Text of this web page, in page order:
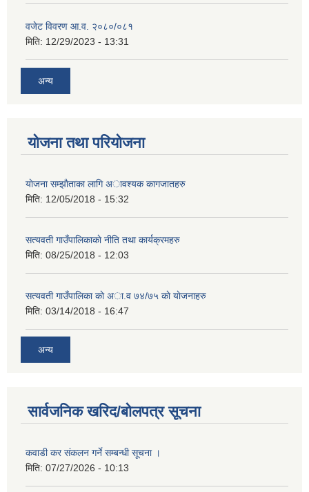
वजेट विवरण आ.व. २०८०/०८१
मिति: 12/29/2023 - 13:31
अन्य
योजना तथा परियोजना
याेजना सम्झाैताका लागि अावश्यक कागजातहरु
मिति: 12/05/2018 - 15:32
सत्यवती गाउँपालिकाकाे नीति तथा कार्यक्रमहरु
मिति: 08/25/2018 - 12:03
सत्यवती गाउँपालिका काे अा‍.व ७४/७५ काे याेजनाहरु
मिति: 03/14/2018 - 16:47
अन्य
सार्वजनिक खरिद/बोलपत्र सूचना
कवाडी कर संकलन गर्ने सम्बन्धी सूचना ।
मिति: 07/27/2026 - 10:13